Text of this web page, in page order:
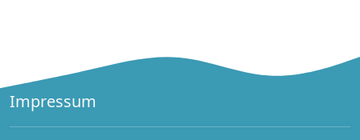
Impressum